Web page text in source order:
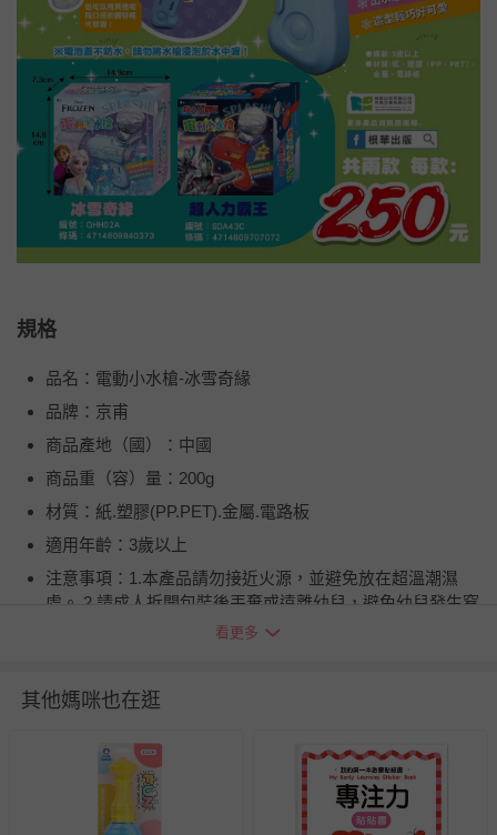
規格
品名：電動小水槍-冰雪奇緣
品牌：京甫
商品產地（國）：中國
商品重（容）量：200g
材質：紙.塑膠(PP.PET).金屬.電路板
適用年齡：3歲以上
注意事項：1.本產品請勿接近火源，並避免放在超溫潮濕
處。 2.請成人拆開包裝後丟棄或遠離幼兒，避免幼兒發生窒
息危險。 3.本產品含小零件，為避免幼兒吞食，請在成人監
免摔落或重擊。 6.請勿將水槍浸泡於水中，以確保使用安
BSMI商品檢驗標識字號：M73987
您所購買的商品享有7天的鑑賞期／猶豫期權益，但此期間
看更多
其他媽咪也在逛